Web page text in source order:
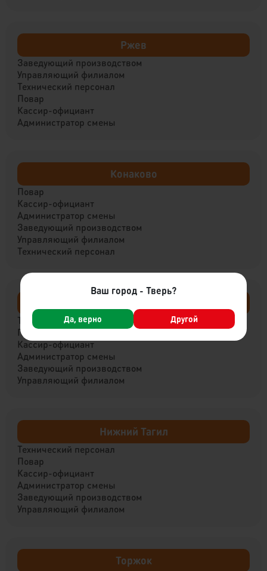
Ваш город - Тверь?
Да, верно Другой
Ржев
Заведующий производством
Управляющий филиалом
Технический персонал
Повар
Кассир-официант
Администратор смены
Конаково
Повар
Кассир-официант
Администратор смены
Заведующий производством
Управляющий филиалом
Технический персонал
Технический персонал
Повар
Кассир-официант
Администратор смены
Заведующий производством
Управляющий филиалом
Нижний Тагил
Технический персонал
Повар
Кассир-официант
Администратор смены
Заведующий производством
Управляющий филиалом
Торжок